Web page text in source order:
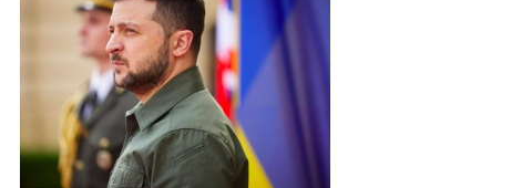
02.02.2026
Oleksii Abasov: How Ukrainian Businesses
Investments and Hedge Risks During War